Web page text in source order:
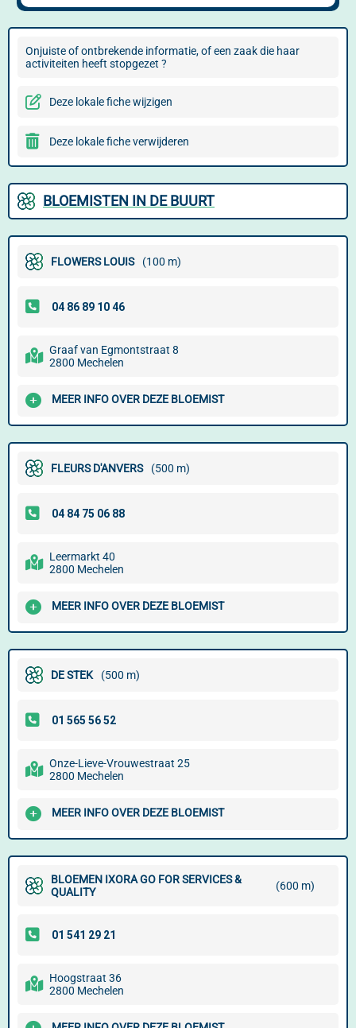
Onjuiste of ontbrekende informatie, of een zaak die haar
activiteiten heeft stopgezet ?
Deze lokale fiche wijzigen
Deze lokale fiche verwijderen
BLOEMISTEN IN DE BUURT
FLOWERS LOUIS (100 m)
Graaf van Egmontstraat 8
2800 Mechelen
MEER INFO OVER DEZE BLOEMIST
FLEURS D'ANVERS (500 m)
Leermarkt 40
2800 Mechelen
MEER INFO OVER DEZE BLOEMIST
DE STEK (500 m)
Onze-Lieve-Vrouwestraat 25
2800 Mechelen
MEER INFO OVER DEZE BLOEMIST
BLOEMEN IXORA GO FOR SERVICES &
QUALITY
(600 m)
Hoogstraat 36
2800 Mechelen